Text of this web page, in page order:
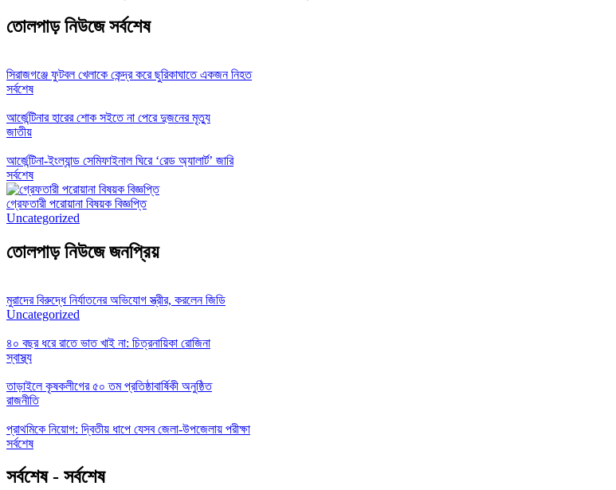
তোলপাড় নিউজে সর্বশেষ
সিরাজগঞ্জে ফুটবল খেলাকে কেন্দ্র করে ছুরিকাঘাতে একজন নিহত
সর্বশেষ
আর্জেন্টিনার হারের শোক সইতে না পেরে দুজনের মৃত্যু
জাতীয়
আর্জেন্টিনা-ইংল্যান্ড সেমিফাইনাল ঘিরে ‘রেড অ্যালার্ট’ জারি
সর্বশেষ
গ্রেফতারী পরোয়ানা বিষয়ক বিজ্ঞপ্তি
Uncategorized
তোলপাড় নিউজে জনপ্রিয়
মুরাদের বিরুদ্ধে নির্যাতনের অভিযোগ স্ত্রীর, করলেন জিডি
Uncategorized
৪০ বছর ধরে রাতে ভাত খাই না: চিত্রনায়িকা রোজিনা
স্বাস্থ্য
তাড়াইলে কৃষকলীগের ৫০ তম প্রতিষ্ঠাবার্ষিকী অনুষ্ঠিত
রাজনীতি
প্রাথমিকে নিয়োগ: দ্বিতীয় ধাপে যেসব জেলা-উপজেলায় পরীক্ষা
সর্বশেষ
সর্বশেষ - সর্বশেষ